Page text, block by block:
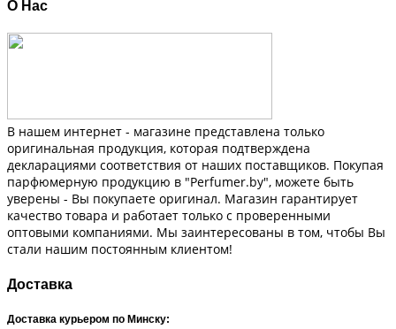
О Нас
В нашем интернет - магазине представлена только
оригинальная продукция, которая подтверждена
декларациями соответствия от наших поставщиков. Покупая
парфюмерную продукцию в "Perfumer.by", можете быть
уверены - Вы покупаете оригинал. Магазин гарантирует
качество товара и работает только с проверенными
оптовыми компаниями. Мы заинтересованы в том, чтобы Вы
стали нашим постоянным клиентом!
Доставка
Доставка курьером по Минску: